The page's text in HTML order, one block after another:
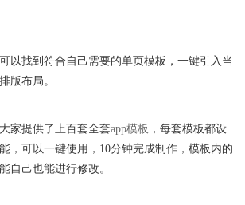
以找到符合自己需要的单页模板，一键引入当
版布局。
家提供了上百套全套app模板 ，每套模板都设
， 可以一键使用， 10分钟完成制作，模板内的
自己也能进行修改。